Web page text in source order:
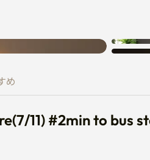
11)
め
11) #2min to bus
試行してください。